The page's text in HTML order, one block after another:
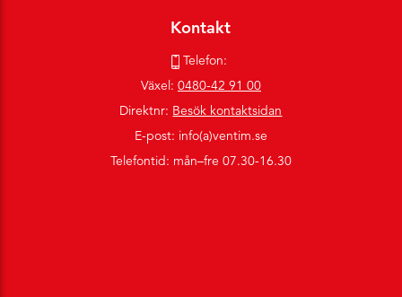
Kontakt
Telefon:
Växel: 0480-42 91 00
Direktnr: Besök kontaktsidan
E-post: info(a)ventim.se
Telefontid: mån–fre 07.30-16.30